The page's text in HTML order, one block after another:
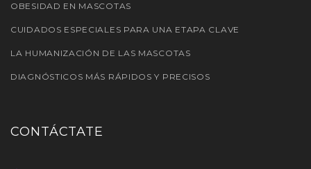
OBESIDAD EN MASCOTAS
CUIDADOS ESPECIALES PARA UNA ETAPA CLAVE
LA HUMANIZACIÓN DE LAS MASCOTAS
DIAGNÓSTICOS MÁS RÁPIDOS Y PRECISOS
CONTÁCTATE